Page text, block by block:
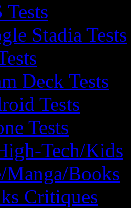
Tests
Stadia Tests
Deck Tests
Tests
Tests
Tech/Kids
Books
Critiques